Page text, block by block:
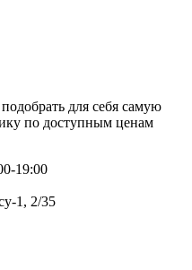
для себя самую
по доступным ценам
19:00
1, 2/35